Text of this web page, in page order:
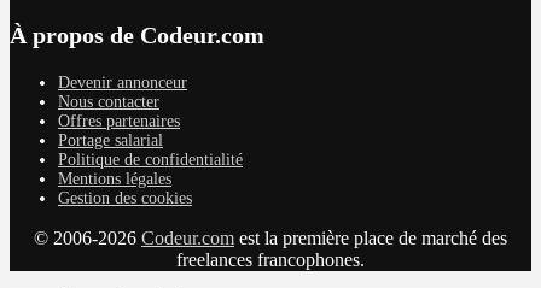
À propos de Codeur.com
Devenir annonceur
Nous contacter
Offres partenaires
Portage salarial
Politique de confidentialité
Mentions légales
Gestion des cookies
© 2006-2026 Codeur.com est la première place de marché des
freelances francophones.